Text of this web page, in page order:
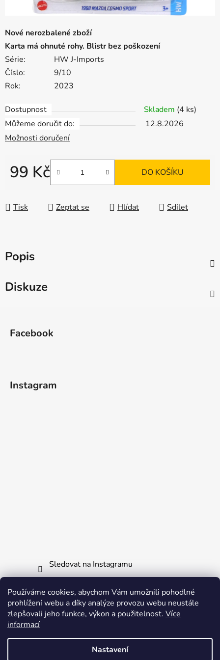
Používáme cookies, abychom Vám umožnili pohodlné
prohlížení webu a díky analýze provozu webu neustále
zlepšovali jeho funkce, výkon a použitelnost. Více
informací
Nastavení
Nové nerozbalené zboží
Karta má ohnuté rohy. Blistr bez poškození
Série:
HW J-Imports
Číslo:
9/10
Rok:
2023
Dostupnost Skladem (4 ks)
Můžeme doručit do:
12.8.2026
Možnosti doručení
99 Kč
Měrná cena:
DO KOŠÍKU
Tisk Zeptat se Hlídat Sdílet
Popis
Diskuze
Facebook
Instagram
Sledovat na Instagramu
Informace pro vás
Obchodní podmínky